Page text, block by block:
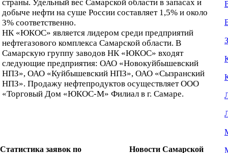
страны. Удельный вес Самарской области в запасах и
добыче нефти на суше России составляет 1,5% и около
3% соответственно.
НК «ЮКОС» является лидером среди предприятий
нефтегазового комплекса Самарской области. В
Самарскую группу заводов НК «ЮКОС» входят
следующие предприятия: ОАО «Новокуйбышевский
НПЗ», ОАО «Куйбышевский НПЗ», ОАО «Сызранский
НПЗ». Продажу нефтепродуктов осуществляет ООО
«Торговый Дом «ЮКОС-М» Филиал в г. Самаре.
Статистика заявок по
Новости Самарской